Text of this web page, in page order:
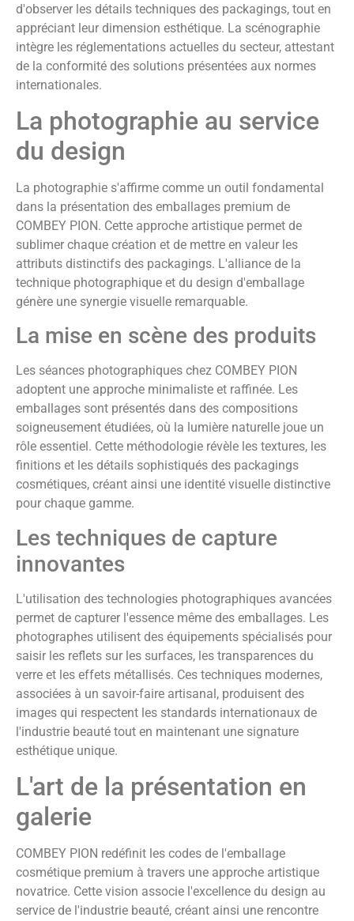
d'observer les détails techniques des packagings, tout en
appréciant leur dimension esthétique. La scénographie
intègre les réglementations actuelles du secteur, attestant
de la conformité des solutions présentées aux normes
internationales.
La photographie au service
du design
La photographie s'affirme comme un outil fondamental
dans la présentation des emballages premium de
COMBEY PION. Cette approche artistique permet de
sublimer chaque création et de mettre en valeur les
attributs distinctifs des packagings. L'alliance de la
technique photographique et du design d'emballage
génère une synergie visuelle remarquable.
La mise en scène des produits
Les séances photographiques chez COMBEY PION
adoptent une approche minimaliste et raffinée. Les
emballages sont présentés dans des compositions
soigneusement étudiées, où la lumière naturelle joue un
rôle essentiel. Cette méthodologie révèle les textures, les
finitions et les détails sophistiqués des packagings
cosmétiques, créant ainsi une identité visuelle distinctive
pour chaque gamme.
Les techniques de capture
innovantes
L'utilisation des technologies photographiques avancées
permet de capturer l'essence même des emballages. Les
photographes utilisent des équipements spécialisés pour
saisir les reflets sur les surfaces, les transparences du
verre et les effets métallisés. Ces techniques modernes,
associées à un savoir-faire artisanal, produisent des
images qui respectent les standards internationaux de
l'industrie beauté tout en maintenant une signature
esthétique unique.
L'art de la présentation en
galerie
COMBEY PION redéfinit les codes de l'emballage
cosmétique premium à travers une approche artistique
novatrice. Cette vision associe l'excellence du design au
service de l'industrie beauté, créant ainsi une rencontre